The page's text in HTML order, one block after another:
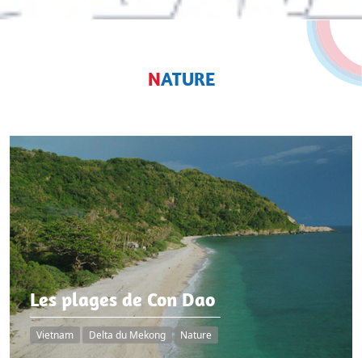
NATURE
Les plages de Con Dao
Vietnam Delta du Mekong Nature